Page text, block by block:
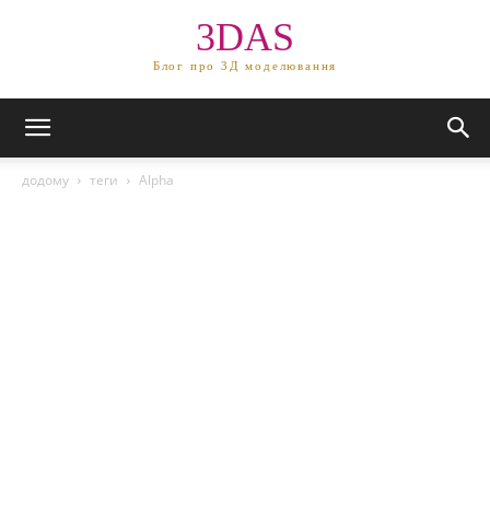
3DAS
Блог про 3Д моделювання
додому теги Alpha